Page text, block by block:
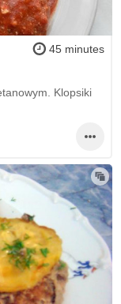
45 minutes
Klopsiki